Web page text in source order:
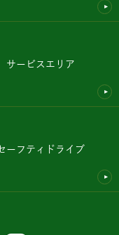
サービスエリア
ーフティドライブ